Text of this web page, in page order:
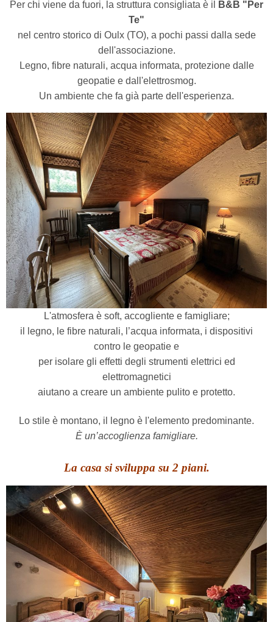
Per chi viene da fuori, la struttura consigliata è il
B&B "Per
Te"
nel centro storico di Oulx (TO), a pochi passi dalla sede
dell'associazione.
Legno, fibre naturali, acqua informata, protezione dalle
geopatie e dall'elettrosmog.
Un ambiente che fa già parte dell'esperienza.
L'atmosfera è soft, accogliente e famigliare;
il legno, le fibre naturali, l’acqua informata, i dispositivi
contro le geopatie e
per isolare gli effetti degli strumenti elettrici ed
elettromagnetici
aiutano a creare un ambiente pulito e protetto.
Lo stile è montano, il legno è l'elemento predominante.
È un’accoglienza famigliare.
La casa si sviluppa su 2 piani.